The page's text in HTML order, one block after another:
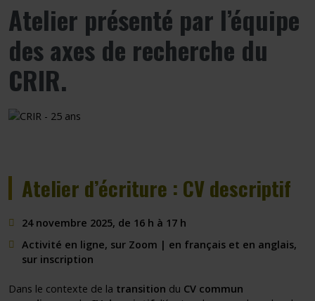
Atelier présenté par l’équipe
des axes de recherche du
CRIR.
Atelier d’écriture : CV descriptif
24 novembre 2025, de 16 h à 17 h
Activité en ligne, sur Zoom | en français et en anglais,
sur inscription
Dans le contexte de la transition du CV commun